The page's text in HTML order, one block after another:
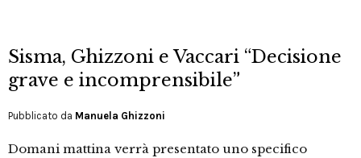
Sisma, Ghizzoni e Vaccari “Decisione
grave e incomprensibile”
Pubblicato da Manuela Ghizzoni
Domani mattina verrà presentato uno specifico